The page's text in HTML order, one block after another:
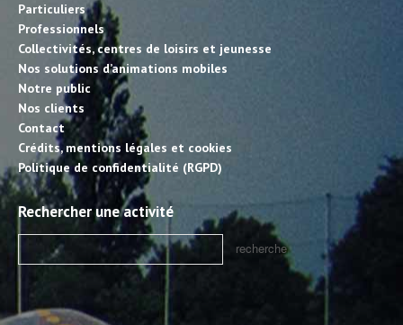
Particuliers
Professionnels
Collectivités, centres de loisirs et jeunesse
Nos solutions d’animations mobiles
Notre public
Nos clients
Contact
Crédits, mentions légales et cookies
Politique de confidentialité (RGPD)
Rechercher une activité